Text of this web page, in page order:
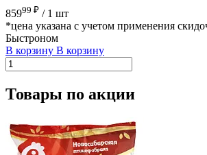
85999 ₽ / 1 шт
*цена указана с учетом применения
Быстроном
В корзину В корзину
Товары по акции